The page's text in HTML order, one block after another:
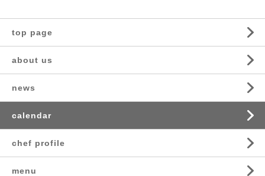
top page
about us
news
calendar
chef profile
menu